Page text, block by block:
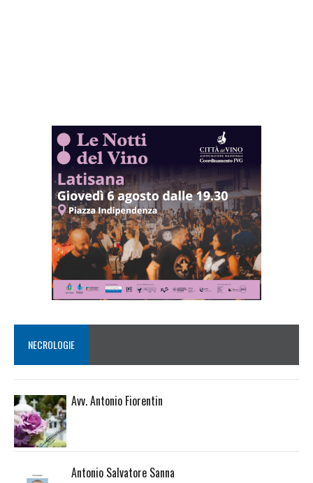
NECROLOGIE
Avv. Antonio Fiorentin
Antonio Salvatore Sanna